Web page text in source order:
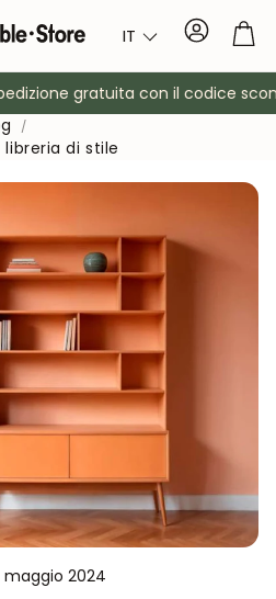
IT Conto
gratuita con il codice sconto
di stile
maggio 2024